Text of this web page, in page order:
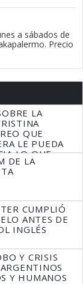
a sábados de
Precio
LA
QUE
LE PUEDA
LO QUE
DE LA
CUMPLIÓ
ANTES DE
INGLÉS
Y CRISIS
Y HUMANOS